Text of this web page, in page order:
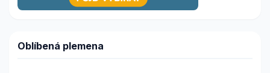
Oblíbená plemena